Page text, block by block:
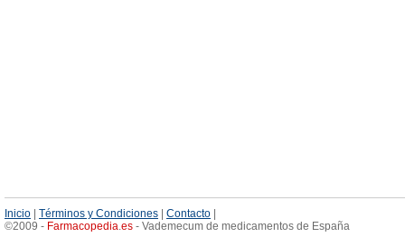
Inicio Términos y Condiciones Contacto
©2009 - Farmacopedia.es - Vademecum de medicamentos de España